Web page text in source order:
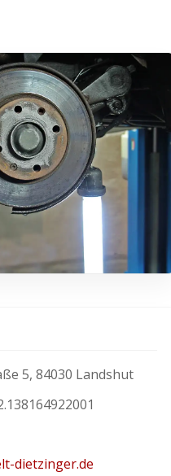
5, 84030 Landshut
dietzinger.de